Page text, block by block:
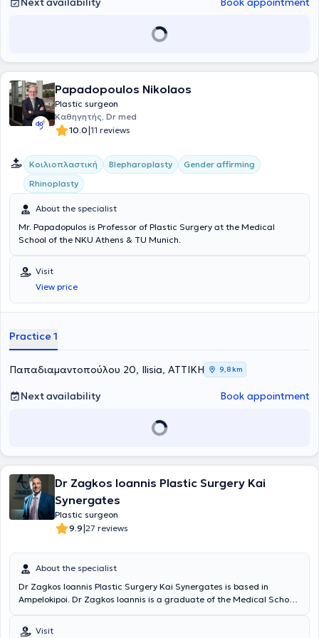
Papadopoulos Nikolaos
Plastic surgeon
Καθηγητής, Dr med
10.0|11 reviews
Κοιλιοπλαστική Blepharoplasty
Gender affirming
Rhinoplasty
About the specialist
Mr. Papadopulos is Professor of Plastic Surgery at the Medical
School of the NKU Athens & TU Munich.
Visit
View price
Practice 1
Παπαδιαμαντοπούλου 20, Ilisia, ΑΤΤΙΚΗ 9,8 km
Next availability Book appointment
Dr Zagkos Ioannis Plastic Surgery Kai
Synergates
Plastic surgeon
9.9|27 reviews
About the specialist
Dr Zagkos Ioannis Plastic Surgery Kai Synergates is based in
Ampelokipoi. Dr Zagkos Ioannis is a graduate of the Medical School
various hospitals in Greece, such as the General Hospital of Ioannina
Visit